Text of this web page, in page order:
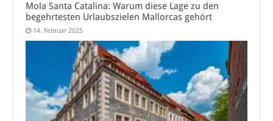
Mola Santa Catalina: Warum diese Lage zu den
begehrtesten Urlaubszielen Mallorcas gehört
14. Februar 2025